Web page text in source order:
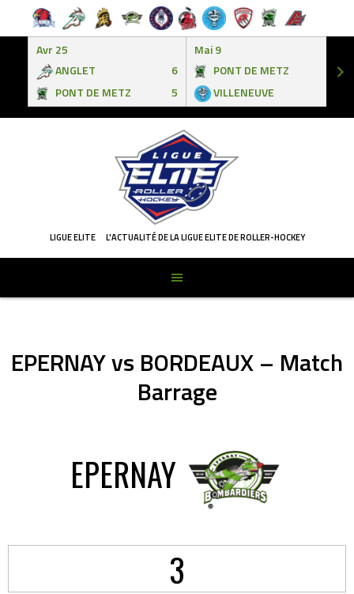
Avr 25
ANGLET
6
PONT DE METZ
5
Mai 9
PONT DE METZ
VILLENEUVE
LIGUE ELITE L'ACTUALITÉ DE LA LIGUE ELITE DE ROLLER-HOCKEY
EPERNAY vs BORDEAUX – Match
Barrage
EPERNAY
3